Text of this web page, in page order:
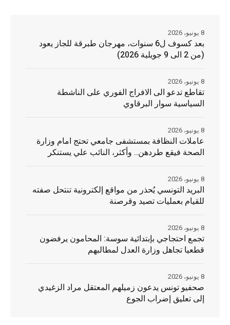
بعد كسوف ل6 سنوات، مهرجان طبرقة للجاز يعود
(من 2 الى 9 جويلية 2026)
8 يونيو، 2026
تقاطع تدعو الى الافراج الفوري على الناشطة
السياسية سوار البرقاوي
8 يونيو، 2026
عاملات النظافة بمستشفى جامعي تحتج امام وزارة
الصحة فيقع طردهن.. وأكثر، النائب علي يستنكر
8 يونيو، 2026
البريد التونسي يُحذر من مواقع إلكترونية تنتحل صفته
للقيام بعمليات تصيد وقرصنة
8 يونيو، 2026
تجمع احتجاجي بإبتدائية سوسة: المحامون يرفضون
قطعيا تجاهل وزارة العدل لمطالبهم
8 يونيو، 2026
صحفيو تونس يدعون زميلهم المعتقل مراد الزغيدي
إلى تعليق إضراب الجوع
8 يونيو، 2026